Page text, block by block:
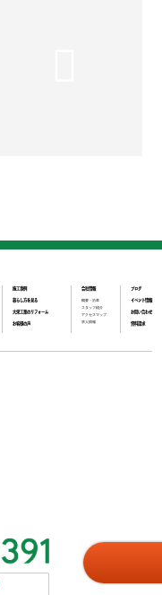
施工事例
暮らし方を見る
大栄工業のリフォーム
お客様の声
会社情報
概要・沿革
スタッフ紹介
アクセスマップ
求人情報
ブログ
イベント情報
お問い合わせ
資料請求